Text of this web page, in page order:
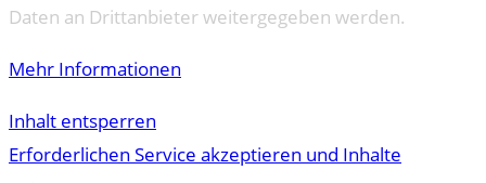
Daten an Drittanbieter weitergegeben werden.
Mehr Informationen
Inhalt entsperren
Erforderlichen Service akzeptieren und Inhalte